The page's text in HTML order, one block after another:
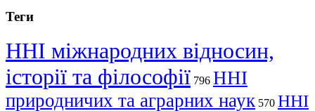
Теги
ННІ міжнародних відносин,
історії та філософії 796 ННІ
природничих та аграрних наук 570 ННІ